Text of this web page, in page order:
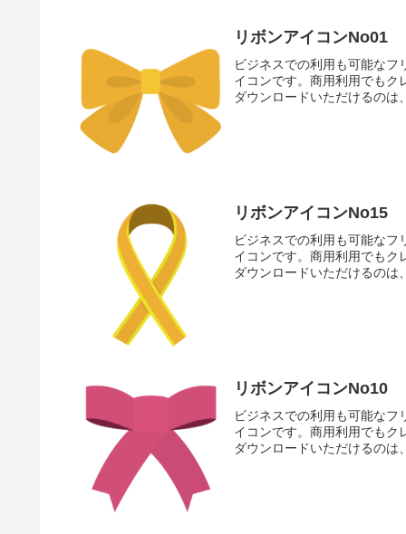
リボンアイコンNo01
ビジネスでの利用も可能な
イコンです。商用利用でもク
ダウンロードいただけるの
リボンアイコンNo15
ビジネスでの利用も可能な
イコンです。商用利用でもク
ダウンロードいただけるの
リボンアイコンNo10
ビジネスでの利用も可能な
イコンです。商用利用でもク
ダウンロードいただけるの